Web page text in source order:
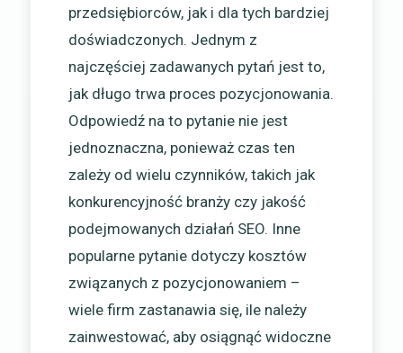
przedsiębiorców, jak i dla tych bardziej
doświadczonych. Jednym z
najczęściej zadawanych pytań jest to,
jak długo trwa proces pozycjonowania.
Odpowiedź na to pytanie nie jest
jednoznaczna, ponieważ czas ten
zależy od wielu czynników, takich jak
konkurencyjność branży czy jakość
podejmowanych działań SEO. Inne
popularne pytanie dotyczy kosztów
związanych z pozycjonowaniem –
wiele firm zastanawia się, ile należy
zainwestować, aby osiągnąć widoczne